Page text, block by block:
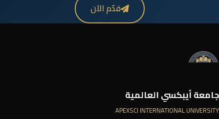
قدّم الآن
جامعة أيبكسي العالمية
APEXSCI INTERNATIONAL UNIVERSITY